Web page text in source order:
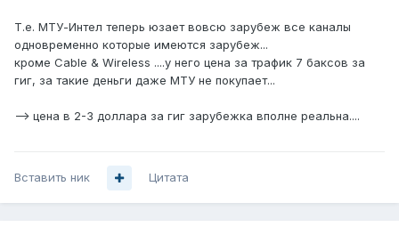
Т.е. МТУ-Интел теперь юзает вовсю зарубеж все каналы
одновременно которые имеются зарубеж...
кроме Cable & Wireless ....у него цена за трафик 7 баксов за
гиг, за такие деньги даже МТУ не покупает...
--> цена в 2-3 доллара за гиг зарубежка вполне реальна....
Вставить ник Цитата